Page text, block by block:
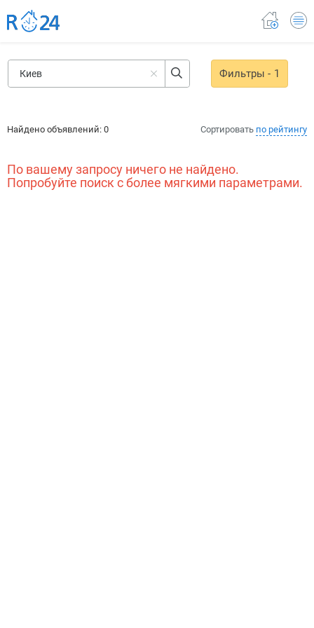
Фильтры- 1
Сортировать по рейтингу
Найдено объявлений: 0
По вашему запросу ничего не найдено.
Попробуйте поиск с более мягкими параметрами.